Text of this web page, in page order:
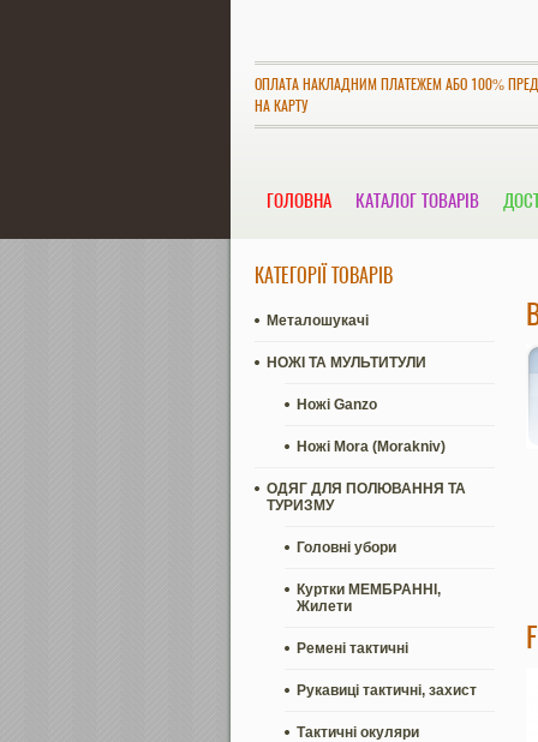
ОПЛАТА НАКЛАДНИМ ПЛАТЕЖЕМ АБО 100%
НА КАРТУ
ГОЛОВНА КАТАЛОГ ТОВАРІВ
КАТЕГОРІЇ ТОВАРІВ
Металошукачі
НОЖІ ТА МУЛЬТИТУЛИ
Ножі Ganzo
Ножі Mora (Morakniv)
ОДЯГ ДЛЯ ПОЛЮВАННЯ ТА
ТУРИЗМУ
Головні убори
Куртки МЕМБРАННІ,
Жилети
Ремені тактичні
Рукавиці тактичні, захист
Тактичні окуляри